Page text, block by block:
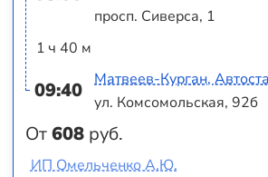
1 ч 40 м
09:40
От608 руб.
просп. Сиверса, 1
Матвеев-Курган,
ул. Комсомольская, 92б
ИП Омельченко А.Ю.